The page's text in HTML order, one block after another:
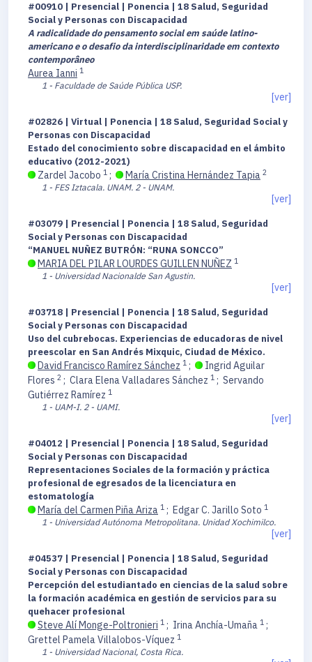
#00910 | Presencial | Ponencia | 18 Salud, Seguridad
Social y Personas con Discapacidad
A radicalidade do pensamento social em saúde latino-
americano e o desafio da interdisciplinaridade em contexto
contemporâneo
Aurea Ianni 1
1 - Faculdade de Saúde Pública USP.
[ver]
#02826 | Virtual | Ponencia | 18 Salud, Seguridad Social y
Personas con Discapacidad
Estado del conocimiento sobre discapacidad en el ámbito
educativo (2012-2021)
Zardel Jacobo 1 ; María Cristina Hernández Tapia 2
1 - FES Iztacala. UNAM. 2 - UNAM.
[ver]
#03079 | Presencial | Ponencia | 18 Salud, Seguridad
Social y Personas con Discapacidad
“MANUEL NUÑEZ BUTRÓN: “RUNA SONCCO”
MARIA DEL PILAR LOURDES GUILLEN NUÑEZ 1
1 - Universidad Nacionalde San Agustin.
[ver]
#03718 | Presencial | Ponencia | 18 Salud, Seguridad
Social y Personas con Discapacidad
Uso del cubrebocas. Experiencias de educadoras de nivel
preescolar en San Andrés Mixquic, Ciudad de México.
David Francisco Ramírez Sánchez 1 ;
Ingrid Aguilar
Flores 2 ; Clara Elena Valladares Sánchez 1 ; Servando
Gutiérrez Ramírez 1
1 - UAM-I. 2 - UAMI.
[ver]
#04012 | Presencial | Ponencia | 18 Salud, Seguridad
Social y Personas con Discapacidad
Representaciones Sociales de la formación y práctica
profesional de egresados de la licenciatura en
estomatología
María del Carmen Piña Ariza 1 ; Edgar C. Jarillo Soto 1
1 - Universidad Autónoma Metropolitana. Unidad Xochimilco.
[ver]
#04537 | Presencial | Ponencia | 18 Salud, Seguridad
Social y Personas con Discapacidad
Percepción del estudiantado en ciencias de la salud sobre
la formación académica en gestión de servicios para su
quehacer profesional
Steve Alí Monge-Poltronieri 1 ; Irina Anchía-Umaña 1 ;
Grettel Pamela Villalobos-Víquez 1
1 - Universidad Nacional, Costa Rica.